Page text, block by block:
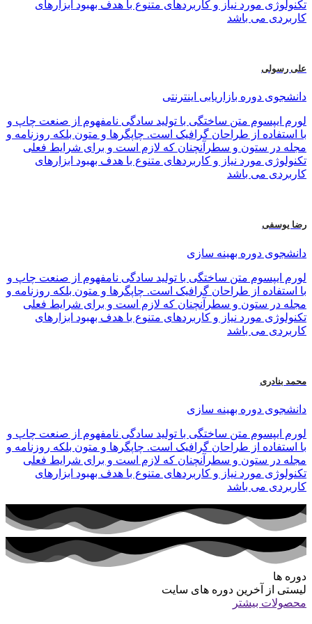
تکنولوژی مورد نیاز و کاربردهای متنوع با هدف بهبود ابزارهای
کاربردی می باشد
علی رسولی
دانشجوی دوره بازاریابی اینترنتی
لورم ایپسوم متن ساختگی با تولید سادگی نامفهوم از صنعت چاپ و
با استفاده از طراحان گرافیک است. چاپگرها و متون بلکه روزنامه و
مجله در ستون و سطرآنچنان که لازم است و برای شرایط فعلی
تکنولوژی مورد نیاز و کاربردهای متنوع با هدف بهبود ابزارهای
کاربردی می باشد
رضا یوسفی
دانشجوی دوره بهینه سازی
لورم ایپسوم متن ساختگی با تولید سادگی نامفهوم از صنعت چاپ و
با استفاده از طراحان گرافیک است. چاپگرها و متون بلکه روزنامه و
مجله در ستون و سطرآنچنان که لازم است و برای شرایط فعلی
تکنولوژی مورد نیاز و کاربردهای متنوع با هدف بهبود ابزارهای
کاربردی می باشد
محمد بنادری
دانشجوی دوره بهینه سازی
لورم ایپسوم متن ساختگی با تولید سادگی نامفهوم از صنعت چاپ و
با استفاده از طراحان گرافیک است. چاپگرها و متون بلکه روزنامه و
مجله در ستون و سطرآنچنان که لازم است و برای شرایط فعلی
تکنولوژی مورد نیاز و کاربردهای متنوع با هدف بهبود ابزارهای
کاربردی می باشد
دوره ها
لیستی از آخرین دوره های سایت
محصولات بیشتر